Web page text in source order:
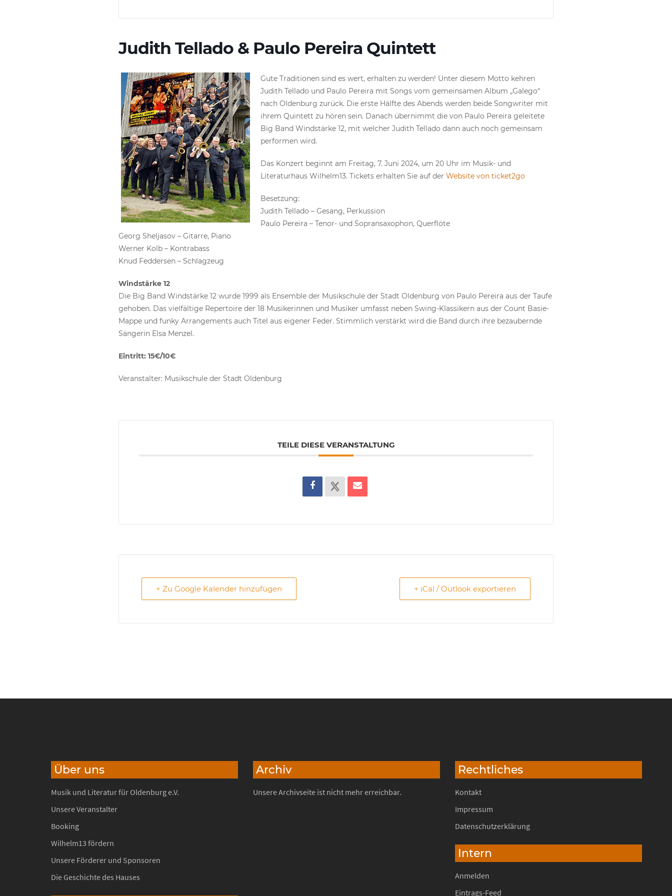
Judith Tellado & Paulo Pereira Quintett
Gute Traditionen sind es wert, erhalten zu werden! Unter diesem Motto kehren
Judith Tellado und Paulo Pereira mit Songs vom gemeinsamen Album „Galego“
nach Oldenburg zurück. Die erste Hälfte des Abends werden beide Songwriter mit
ihrem Quintett zu hören sein. Danach übernimmt die von Paulo Pereira geleitete
Big Band Windstärke 12, mit welcher Judith Tellado dann auch noch gemeinsam
performen wird.
Das Konzert beginnt am Freitag, 7. Juni 2024, um 20 Uhr im Musik- und
Literaturhaus Wilhelm13. Tickets erhalten Sie auf der Website von ticket2go
Besetzung:
Judith Tellado – Gesang, Perkussion
Paulo Pereira – Tenor- und Sopransaxophon, Querflöte
Georg Sheljasov – Gitarre, Piano
Werner Kolb – Kontrabass
Knud Feddersen – Schlagzeug
Windstärke 12
Die Big Band Windstärke 12 wurde 1999 als Ensemble der Musikschule der Stadt Oldenburg von Paulo Pereira aus der Taufe
gehoben. Das vielfältige Repertoire der 18 Musikerinnen und Musiker umfasst neben Swing-Klassikern aus der Count Basie-
Mappe und funky Arrangements auch Titel aus eigener Feder. Stimmlich verstärkt wird die Band durch ihre bezaubernde
Sängerin Elsa Menzel.
Eintritt: 15€/10€
Veranstalter: Musikschule der Stadt Oldenburg
TEILE DIESE VERANSTALTUNG
+ Zu Google Kalender hinzufügen + iCal / Outlook exportieren
Über uns
Musik und Literatur für Oldenburg e.V.
Unsere Veranstalter
Booking
Wilhelm13 fördern
Unsere Förderer und Sponsoren
Die Geschichte des Hauses
Archiv
Unsere Archivseite ist nicht mehr erreichbar.
Rechtliches
Kontakt
Impressum
Datenschutzerklärung
Intern
Anmelden
Eintrags-Feed